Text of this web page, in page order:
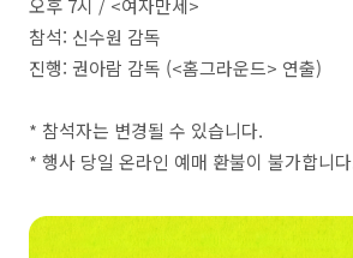
오후 7시 / <여자만세>
참석: 신수원 감독
진행: 권아람 감독 (<홈그라운드> 연출)
* 참석자는 변경될 수 있습니다.
* 행사 당일 온라인 예매 환불이 불가합니